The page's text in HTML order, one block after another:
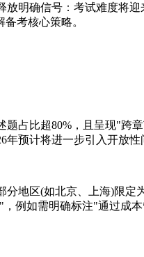
放明确信号：考试难度将
考核心策略。
题占比超80%，且呈现"
预计将进一步引入开放
地区(如北京、上海)限
例如需明确标注"通过成本